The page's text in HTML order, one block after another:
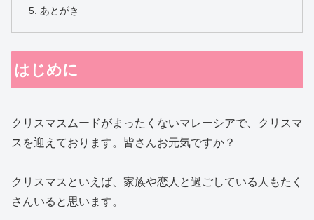
あとがき
はじめに
クリスマスムードがまったくないマレーシアで、クリスマ
スを迎えております。皆さんお元気ですか？
クリスマスといえば、家族や恋人と過ごしている人もたく
さんいると思います。